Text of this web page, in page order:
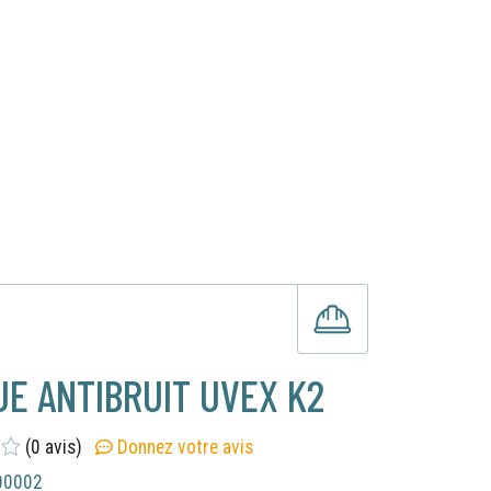
ANTIBRUIT UVEX K2
(0 avis)
Donnez votre avis